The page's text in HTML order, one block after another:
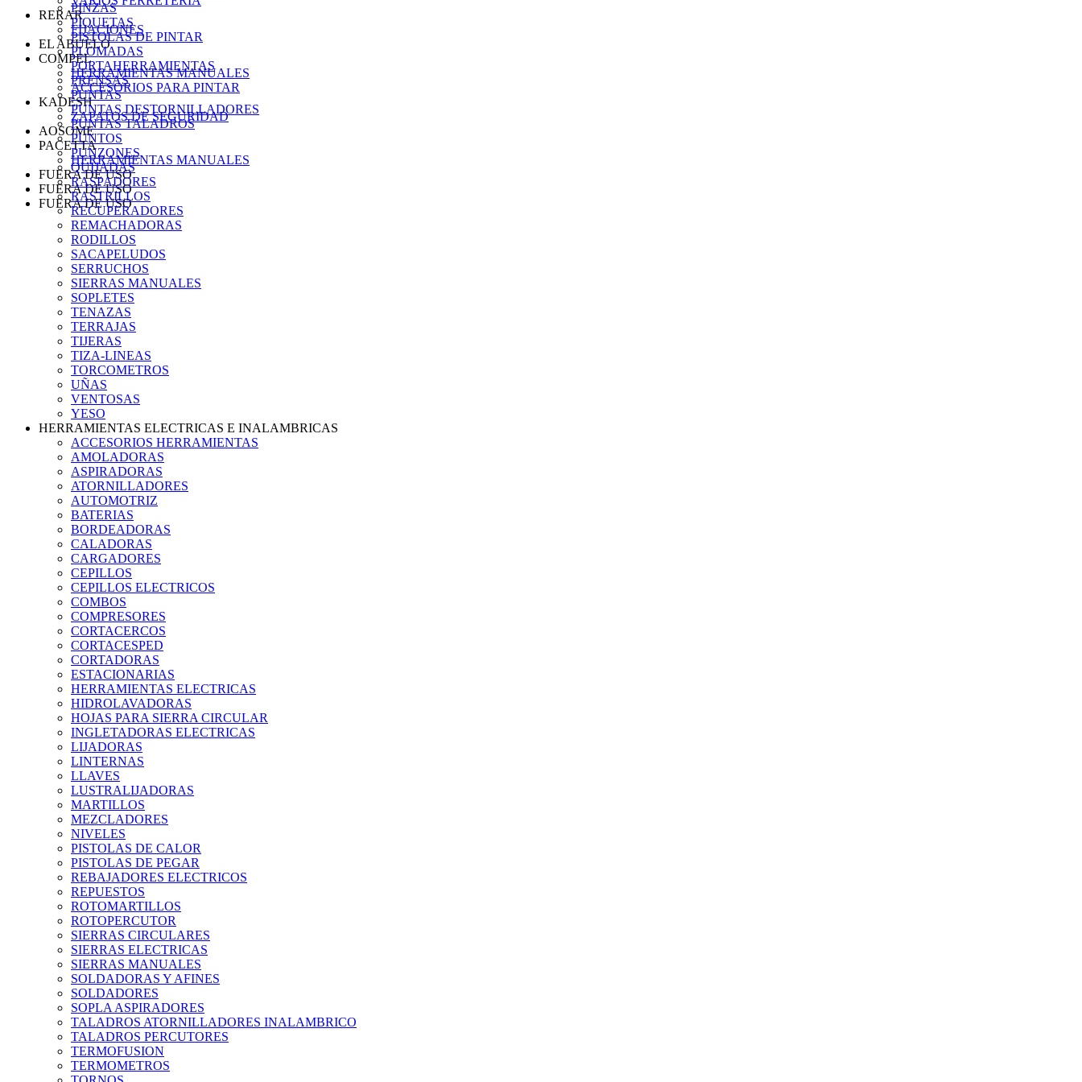
RERAR
FIJACIONES
EL ABUELO
COMPEL
HERRAMIENTAS MANUALES
ACCESORIOS PARA PINTAR
KADESH
ZAPATOS DE SEGURIDAD
AOSOME
PACETTA
HERRAMIENTAS MANUALES
FUERA DE USO
FUERA DE USO
FUERA DE USO
PINZAS
PIQUETAS
PISTOLAS DE PINTAR
PLOMADAS
PORTAHERRAMIENTAS
PRENSAS
PUNTAS
PUNTAS DESTORNILLADORES
PUNTAS TALADROS
PUNTOS
PUNZONES
QUIJADAS
RASPADORES
RASTRILLOS
RECUPERADORES
REMACHADORAS
RODILLOS
SACAPELUDOS
SERRUCHOS
SIERRAS MANUALES
SOPLETES
TENAZAS
TERRAJAS
TIJERAS
TIZA-LINEAS
TORCOMETROS
UÑAS
VENTOSAS
YESO
HERRAMIENTAS ELECTRICAS E INALAMBRICAS
ACCESORIOS HERRAMIENTAS
AMOLADORAS
ASPIRADORAS
ATORNILLADORES
AUTOMOTRIZ
BATERIAS
BORDEADORAS
CALADORAS
CARGADORES
CEPILLOS
CEPILLOS ELECTRICOS
COMBOS
COMPRESORES
CORTACERCOS
CORTACESPED
CORTADORAS
ESTACIONARIAS
HERRAMIENTAS ELECTRICAS
HIDROLAVADORAS
HOJAS PARA SIERRA CIRCULAR
INGLETADORAS ELECTRICAS
LIJADORAS
LINTERNAS
LLAVES
LUSTRALIJADORAS
MARTILLOS
MEZCLADORES
NIVELES
PISTOLAS DE CALOR
PISTOLAS DE PEGAR
REBAJADORES ELECTRICOS
REPUESTOS
ROTOMARTILLOS
ROTOPERCUTOR
SIERRAS CIRCULARES
SIERRAS ELECTRICAS
SIERRAS MANUALES
SOLDADORAS Y AFINES
SOLDADORES
SOPLA ASPIRADORES
TALADROS ATORNILLADORES INALAMBRICO
TALADROS PERCUTORES
TERMOFUSION
TERMOMETROS